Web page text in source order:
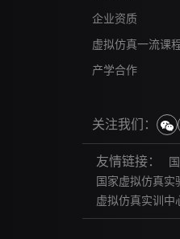
企业资质
虚拟仿真一流课
产学合作
关注我们：
友情链接：
国家虚拟仿真实
虚拟仿真实训中